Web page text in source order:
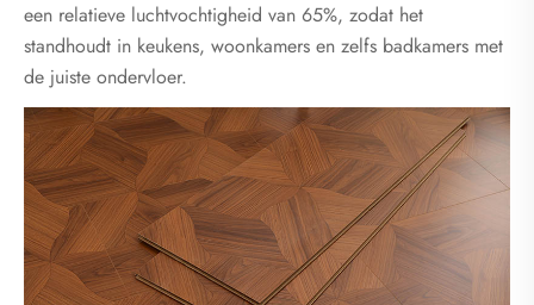
een relatieve luchtvochtigheid van 65%, zodat het
standhoudt in keukens, woonkamers en zelfs badkamers met
de juiste ondervloer.